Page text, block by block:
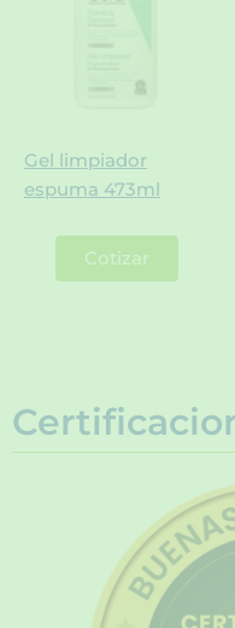
Gel limpiador
espuma 473ml
Cotizar